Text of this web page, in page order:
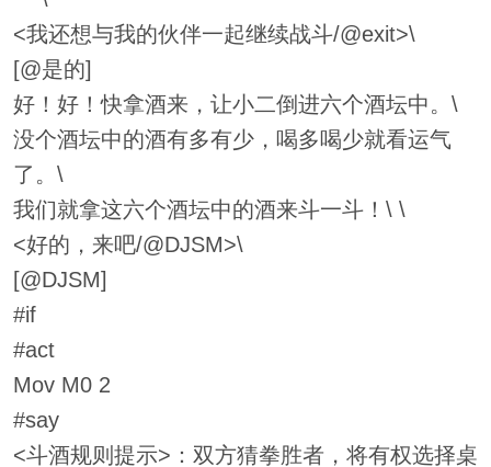
<我还想与我的伙伴一起继续战斗/@exit>\
[@是的]
好！好！快拿酒来，让小二倒进六个酒坛中。\
没个酒坛中的酒有多有少，喝多喝少就看运气
了。\
我们就拿这六个酒坛中的酒来斗一斗！\ \
<好的，来吧/@DJSM>\
[@DJSM]
#if
#act
Mov M0 2
#say
<斗酒规则提示>：双方猜拳胜者，将有权选择桌